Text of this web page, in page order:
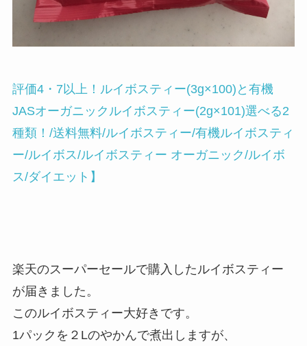
評価4・7以上！ルイボスティー(3g×100)と有機
JASオーガニックルイボスティー(2g×101)選べる2
種類！/送料無料/ルイボスティー/有機ルイボスティ
ー/ルイボス/ルイボスティー オーガニック/ルイボ
ス/ダイエット】
楽天のスーパーセールで購入したルイボスティー
が届きました。
このルイボスティー大好きです。
1パックを２Lのやかんで煮出しますが、